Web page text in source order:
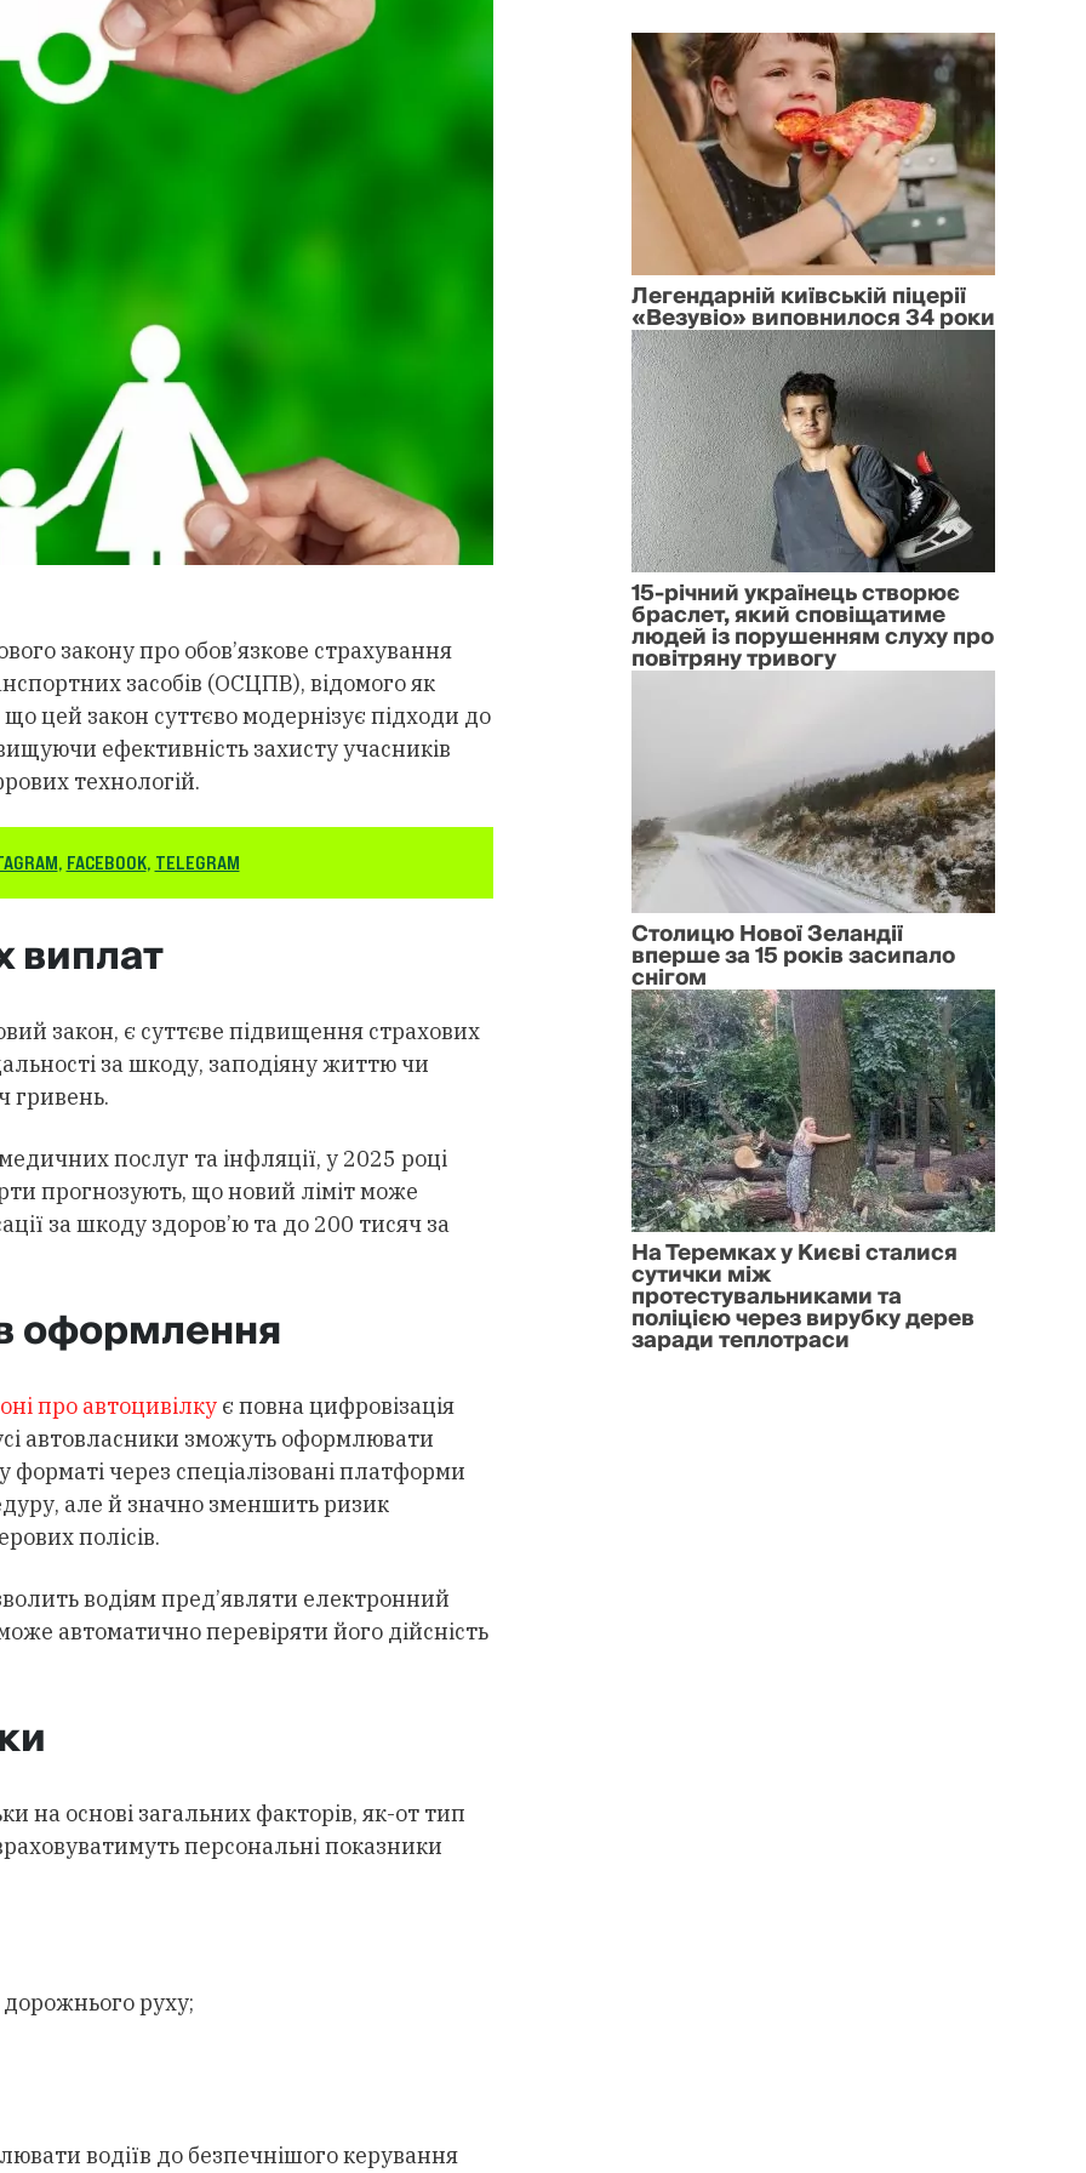
закону про обов’язкове страхування
засобів (ОСЦПВ), відомого як
що цей закон суттєво модернізує підходи до
ефективність захисту учасників
технологій.
, FACEBOOK, TELEGRAM
виплат
закон, є суттєве підвищення страхових
за шкоду, заподіяну життю чи
гривень.
послуг та інфляції, у 2025 році
прогнозують, що новий ліміт може
за шкоду здоров’ю та до 200 тисяч за
оформлення
про автоцивілку є повна цифровізація
автовласники зможуть оформлювати
через спеціалізовані платформи
але й значно зменшить ризик
полісів.
водіям пред’являти електронний
автоматично перевіряти його дійсність
на основі загальних факторів, як-от тип
персональні показники
руху;
водіїв до безпечнішого керування
Легендарній київській піцерії
«Везувіо» виповнилося 34 роки
15-річний українець створює
браслет, який сповіщатиме
людей із порушенням слуху про
повітряну тривогу
Столицю Нової Зеландії
вперше за 15 років засипало
снігом
На Теремках у Києві сталися
сутички між
протестувальниками та
поліцією через вирубку дерев
заради теплотраси